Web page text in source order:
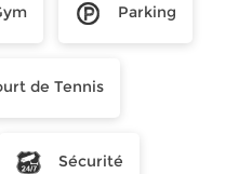
Parking
de Tennis
Sécurité